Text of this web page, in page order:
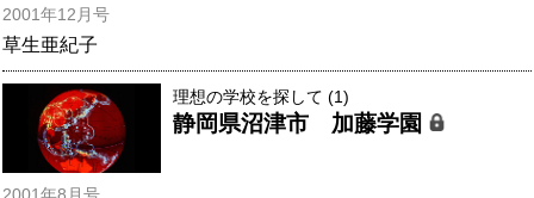
2001年12月号
草生亜紀子
理想の学校を探して (1)
静岡県沼津市 加藤学園
2001年8月号